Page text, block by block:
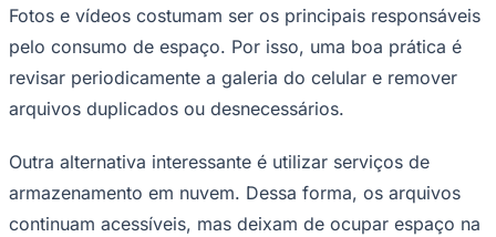
Fotos e vídeos costumam ser os principais responsáveis
pelo consumo de espaço. Por isso, uma boa prática é
revisar periodicamente a galeria do celular e remover
arquivos duplicados ou desnecessários.
Outra alternativa interessante é utilizar serviços de
armazenamento em nuvem. Dessa forma, os arquivos
continuam acessíveis, mas deixam de ocupar espaço na